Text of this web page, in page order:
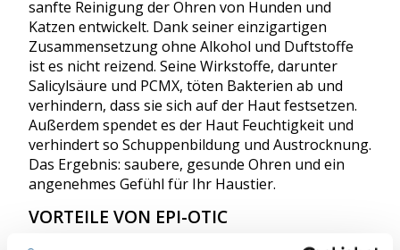
sanfte Reinigung der Ohren von Hunden und
Katzen entwickelt. Dank seiner einzigartigen
Zusammensetzung ohne Alkohol und Duftstoffe
ist es nicht reizend. Seine Wirkstoffe, darunter
Salicylsäure und PCMX, töten Bakterien ab und
verhindern, dass sie sich auf der Haut festsetzen.
Außerdem spendet es der Haut Feuchtigkeit und
verhindert so Schuppenbildung und Austrocknung.
Das Ergebnis: saubere, gesunde Ohren und ein
angenehmes Gefühl für Ihr Haustier.
VORTEILE VON EPI-OTIC